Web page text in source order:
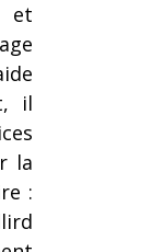
et
il
la
: